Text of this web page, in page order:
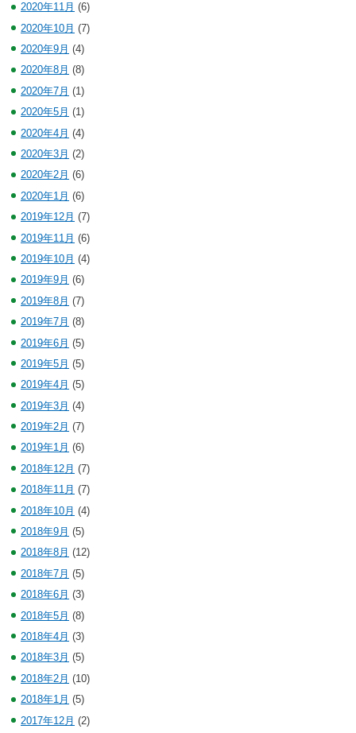
2020年11月 (6)
2020年10月 (7)
2020年9月 (4)
2020年8月 (8)
2020年7月 (1)
2020年5月 (1)
2020年4月 (4)
2020年3月 (2)
2020年2月 (6)
2020年1月 (6)
2019年12月 (7)
2019年11月 (6)
2019年10月 (4)
2019年9月 (6)
2019年8月 (7)
2019年7月 (8)
2019年6月 (5)
2019年5月 (5)
2019年4月 (5)
2019年3月 (4)
2019年2月 (7)
2019年1月 (6)
2018年12月 (7)
2018年11月 (7)
2018年10月 (4)
2018年9月 (5)
2018年8月 (12)
2018年7月 (5)
2018年6月 (3)
2018年5月 (8)
2018年4月 (3)
2018年3月 (5)
2018年2月 (10)
2018年1月 (5)
2017年12月 (2)